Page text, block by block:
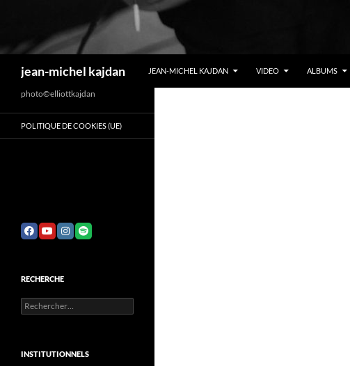
jean-michel kajdan JEAN-MICHEL KAJDAN VIDEO ALBUMS
photo©elliottkajdan
POLITIQUE DE COOKIES (UE)
RECHERCHE
Rechercher :
INSTITUTIONNELS